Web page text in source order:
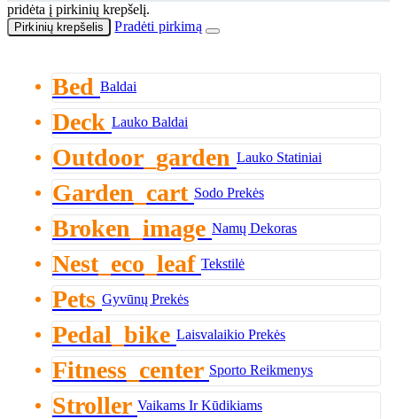
pridėta į pirkinių krepšelį.
Pirkinių krepšelis Pradėti pirkimą
Bed Baldai
Deck Lauko Baldai
Outdoor_garden Lauko Statiniai
Garden_cart Sodo Prekės
Broken_image Namų Dekoras
Nest_eco_leaf Tekstilė
Pets Gyvūnų Prekės
Pedal_bike Laisvalaikio Prekės
Fitness_center Sporto Reikmenys
Stroller Vaikams Ir Kūdikiams